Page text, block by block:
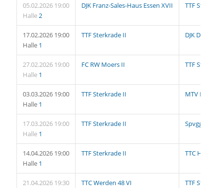
05.02.2026 19:00
Halle2
DJK Franz-Sales-Haus Essen XVII TTF
17.02.2026 19:00
Halle 1
TTF Sterkrade II DJK
27.02.2026 19:00
Halle 1
FC RW Moers II TTF
03.03.2026 19:00
Halle 1
TTF Sterkrade II MTV
17.03.2026 19:00
Halle 1
TTF Sterkrade II Spvgg.
14.04.2026 19:00
Halle 1
TTF Sterkrade II TTC
21.04.2026 19:30
TTC Werden 48 VI TTF